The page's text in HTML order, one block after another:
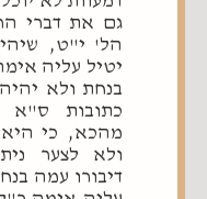
גם את דברי
הל' י"ט,
יטיל עליה
בנחת ולא
כתובות ס"א
מהכא, כי
ולא לצער
דיבורו עמה